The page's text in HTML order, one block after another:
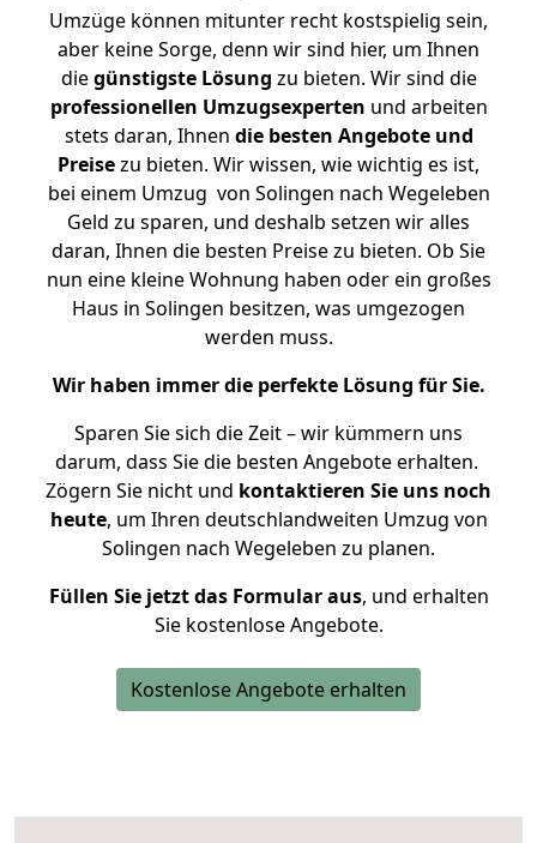
Umzüge können mitunter recht kostspielig sein,
aber keine Sorge, denn wir sind hier, um Ihnen
diegünstigste Lösung zu bieten. Wir sind die
professionellen Umzugsexperten und arbeiten
stets daran, Ihnen die besten Angebote und
Preisezu bieten. Wir wissen, wie wichtig es ist,
bei einem Umzug von Solingen nach Wegeleben
Geld zu sparen, und deshalb setzen wir alles
daran, Ihnen die besten Preise zu bieten. Ob Sie
nun eine kleine Wohnung haben oder ein großes
Haus in Solingen besitzen, was umgezogen
werden muss.
Wir haben immer die perfekte Lösung für Sie.
Sparen Sie sich die Zeit – wir kümmern uns
darum, dass Sie die besten Angebote erhalten.
Zögern Sie nicht und kontaktieren Sie uns noch
heute, um Ihren deutschlandweiten Umzug von
Solingen nach Wegeleben zu planen.
Füllen Sie jetzt das Formular aus, und erhalten
Sie kostenlose Angebote.
Kostenlose Angebote erhalten